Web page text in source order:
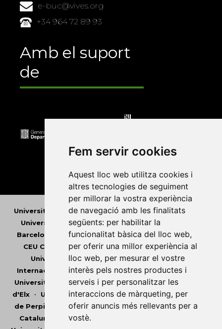
Fem servir cookies
Aquest lloc web utilitza cookies i
altres tecnologies de seguiment
per millorar la vostra experiència
de navegació amb les finalitats
següents: per habilitar la
funcionalitat bàsica del lloc web,
per oferir una millor experiència al
lloc web, per mesurar el vostre
interès pels nostres productes i
serveis i per personalitzar les
interaccions de màrqueting, per
oferir anuncis més rellevants per a
vostè.
e-buc@vives.org
+34 964 72 89 93
Amb el suport
de
Universitat Abat Oliba CEU•Universitat d'Alacant
Universitat d'Andorra•Universitat Autònoma de
Barcelona
Universitat de Barcelona•Universitat
CEU Cardenal Herrera•Universitat de Girona •
Universitat de les Illes Balears• Universitat
Internacional de Catalunya•Universitat Jaume I
Universitat de Lleida• Universitat Miguel Hernández
d'Elx• Universitat Oberta de Catalunya•Universitat
de Perpinyà Via Domitia•Universitat Politècnica de
Catalunya
Universitat Politècnica de València